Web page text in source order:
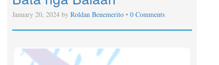
January 20, 2024 by Roldan Benemerito • 0 Comments